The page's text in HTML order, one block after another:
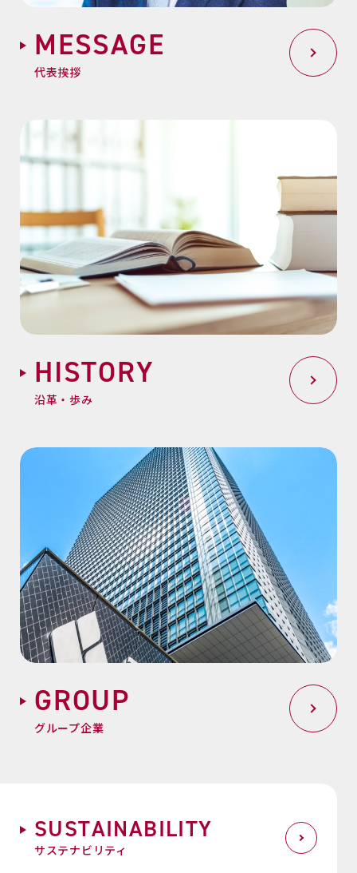
MESSAGE
代表挨拶
HISTORY
沿革・歩み
GROUP
グループ企業
SUSTAINABILITY
サステナビリティ